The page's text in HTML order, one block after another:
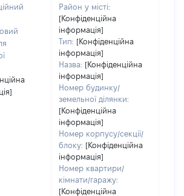
Район у місті:
[Конфіденційна
інформація]
Тип: [Конфіденційна
інформація]
Назва: [Конфіденційна
інформація]
Номер будинку/
земельної ділянки:
[Конфіденційна
інформація]
Номер корпусу/секції/
блоку: [Конфіденційна
інформація]
Номер квартири/
кімнати/гаражу:
[Конфіденційна